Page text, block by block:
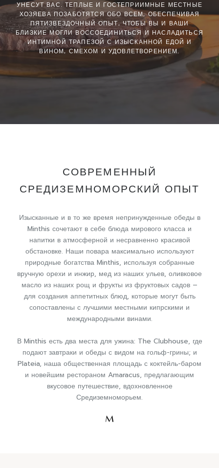
УНЕСУТ ВАС. ТЕПЛЫЕ И ГОСТЕПРИИМНЫЕ МЕСТНЫЕ
ХОЗЯЕВА ПОЗАБОТЯТСЯ ОБО ВСЕМ, ОБЕСПЕЧИВАЯ
ПЯТИЗВЕЗДОЧНЫЙ ОПЫТ, ЧТОБЫ ВЫ И ВАШИ
БЛИЗКИЕ МОГЛИ ВОССОЕДИНИТЬСЯ И НАСЛАДИТЬСЯ
ИНТИМНОЙ ТРАПЕЗОЙ С ИЗЫСКАННОЙ ЕДОЙ И
ВИНОМ, СМЕХОМ И УДОВЛЕТВОРЕНИЕМ.
СОВРЕМЕННЫЙ
СРЕДИЗЕМНОМОРСКИЙ ОПЫТ
Изысканные и в то же время непринужденные обеды в
Minthis сочетают в себе блюда мирового класса и
напитки в атмосферной и несравненно красивой
обстановке. Наши повара максимально используют
природные богатства Minthis, используя собранные
вручную орехи и инжир, мед из наших ульев, оливковое
масло из наших рощ и фрукты из фруктовых садов –
для создания аппетитных блюд, которые могут быть
сопоставлены с лучшими местными кипрскими и
международными винами.
В Minthis есть два места для ужина: The Clubhouse, где
подают завтраки и обеды с видом на гольф-грины; и
Plateia, наша общественная площадь с коктейль-баром
и новейшим рестораном Amaracus, предлагающим
вкусовое путешествие, вдохновленное
Средиземноморьем.